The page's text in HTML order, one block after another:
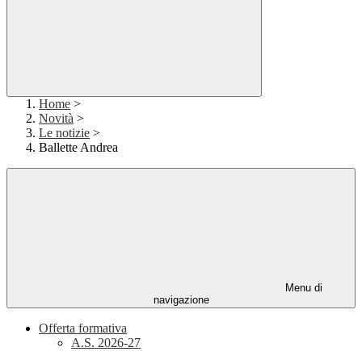
Home >
Novità >
Le notizie >
Ballette Andrea
Menu di
navigazione
Offerta formativa
A.S. 2026-27